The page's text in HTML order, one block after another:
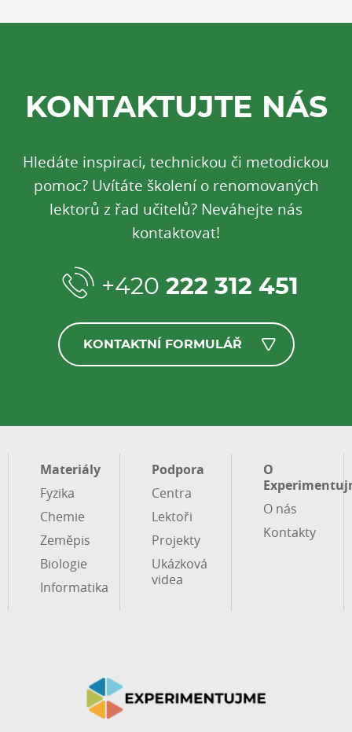
KONTAKTUJTE NÁS
Hledáte inspiraci, technickou či metodickou
pomoc? Uvítáte školení o renomovaných
lektorů z řad učitelů? Neváhejte nás
kontaktovat!
+420 222 312 451
KONTAKTNÍ FORMULÁŘ
Materiály
Fyzika
Chemie
Zeměpis
Biologie
Informatika
Podpora
Centra
Lektoři
Projekty
Ukázková
videa
O
O nás
Kontakty